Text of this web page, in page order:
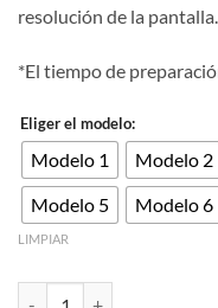
resolución de la pantalla.
*El tiempo de
Eliger el modelo:
Modelo 1 Modelo 2
Modelo 5
Modelo 6
LIMPIAR